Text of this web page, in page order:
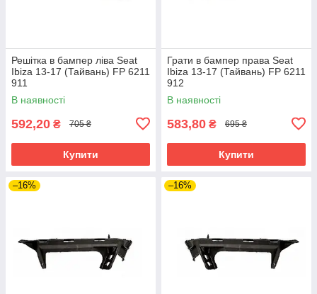
Решітка в бампер ліва Seat
Ibiza 13-17 (Тайвань) FP 6211
911
В наявності
592,20 ₴ 705 ₴
Купити
Грати в бампер права Seat
Ibiza 13-17 (Тайвань) FP 6211
912
В наявності
583,80 ₴ 695 ₴
Купити
–16% –16%